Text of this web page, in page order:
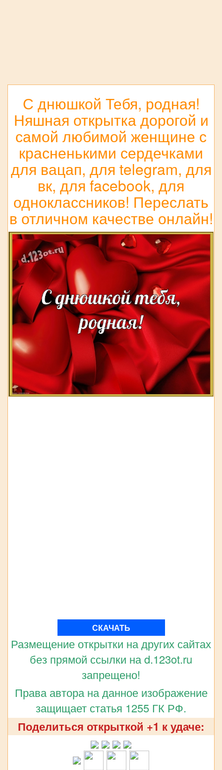
С днюшкой Тебя, родная!
Няшная открытка дорогой и
самой любимой женщине с
красненькими сердечками
для вацап, для telegram, для
вк, для facebook, для
одноклассников! Переслать
в отличном качестве онлайн!
СКАЧАТЬ
Размещение открытки на других сайтах
без прямой ссылки на d.123ot.ru
запрещено!
Права автора на данное изображение
защищает статья 1255 ГК РФ.
Поделиться открыткой +1 к удаче: